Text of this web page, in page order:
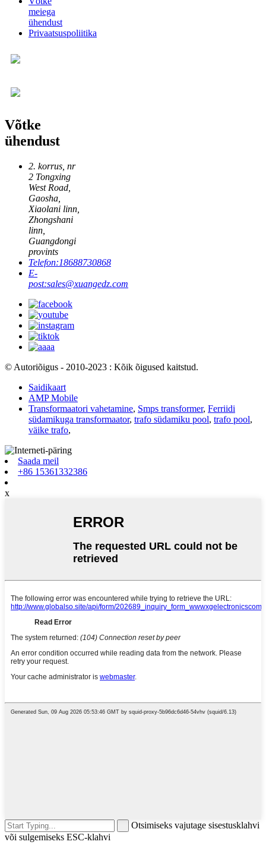
meiega
ühendust
Privaatsuspoliitika
Võtke
ühendust
2. korrus, nr
2 Tongxing
West Road,
Gaosha,
Xiaolani linn,
Zhongshani
linn,
Guangdongi
provints
Telefon:18688730868
E-
post:sales@xuangedz.com
© Autoriõigus - 2010-2023 : Kõik õigused kaitstud.
Saidikaart
AMP Mobile
Transformaatori vahetamine, Smps transformer, Ferriidi
südamikuga transformaator, trafo südamiku pool, trafo pool,
väike trafo,
Saada meil
+86 15361332386
x
Otsimiseks vajutage sisestusklahvi
või sulgemiseks ESC-klahvi